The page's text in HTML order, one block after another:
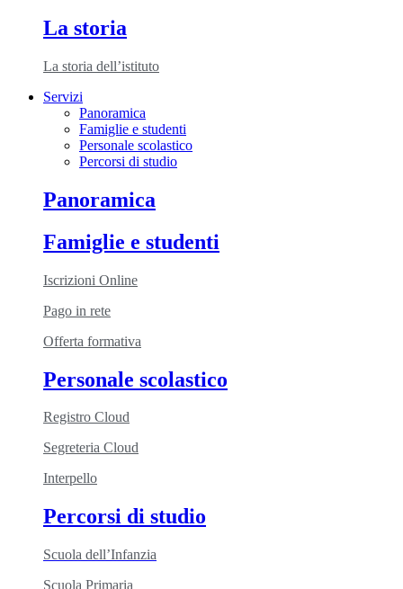
La storia
La storia dell’istituto
Servizi
Panoramica
Famiglie e studenti
Personale scolastico
Percorsi di studio
Panoramica
Famiglie e studenti
Iscrizioni Online
Pago in rete
Offerta formativa
Personale scolastico
Registro Cloud
Segreteria Cloud
Interpello
Percorsi di studio
Scuola dell’Infanzia
Scuola Primaria